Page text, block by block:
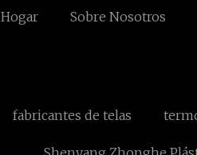
Hogar Sobre Nosotros
fabricantes de telas